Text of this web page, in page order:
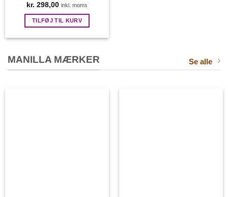
kr. 298,00 inkl. moms
TILFØJ TIL KURV
MANILLA MÆRKER Se alle